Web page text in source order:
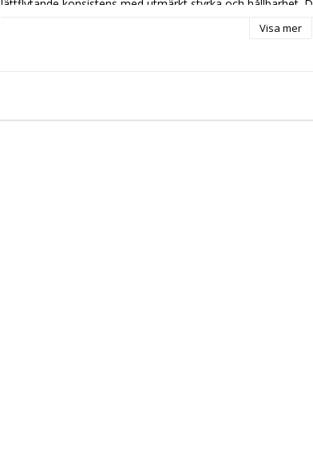
lättflytande konsistens med utmärkt styrka och hållbarhet.
Visa mer